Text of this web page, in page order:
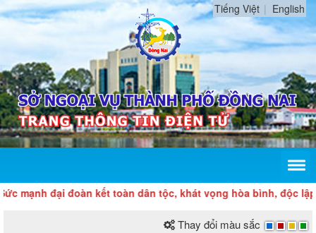
Tiếng Việt English
đại đoàn kết toàn dân tộc, khát vọng hòa bình, độc lập
Thay đổi màu sắc